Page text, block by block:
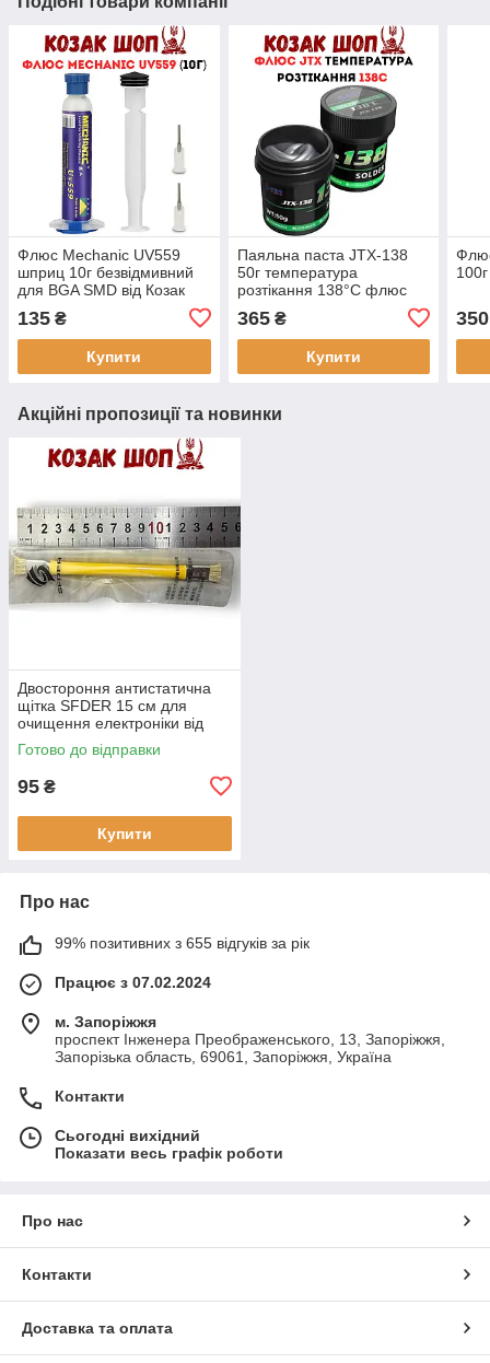
Флюс Mechanic UV559
шприц 10г безвідмивний
для BGA SMD від Козак
135 ₴
Купити
Паяльна паста JTX-138
50г температура
розтікання 138°C флюс
365₴
Купити
100г
350
Акційні пропозиції та новинки
Двостороння антистатична
щітка SFDER 15 см для
очищення електроніки від
Козак Шоп
Готово до відправки
95 ₴
Купити
Про нас
99% позитивних з 655 відгуків за рік
Працює з 07.02.2024
м. Запоріжжя
проспект Інженера Преображенського, 13, Запоріжжя,
Запорізька область, 69061, Запоріжжя, Україна
Контакти
Сьогодні вихідний
Показати весь графік роботи
Про нас
Контакти
Доставка та оплата